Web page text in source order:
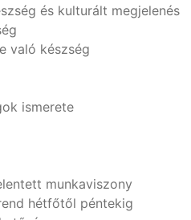
és kulturált megjelenés
való készség
ismerete
munkaviszony
hétfőtől péntekig